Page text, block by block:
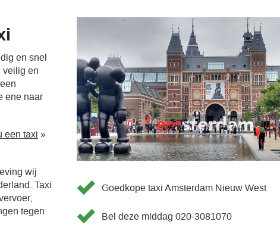
en snel
veilig en
ene naar
een taxi »
wij
Taxi
tegen
Goedkope taxi Amsterdam Nieuw West
Bel deze middag 020-3081070